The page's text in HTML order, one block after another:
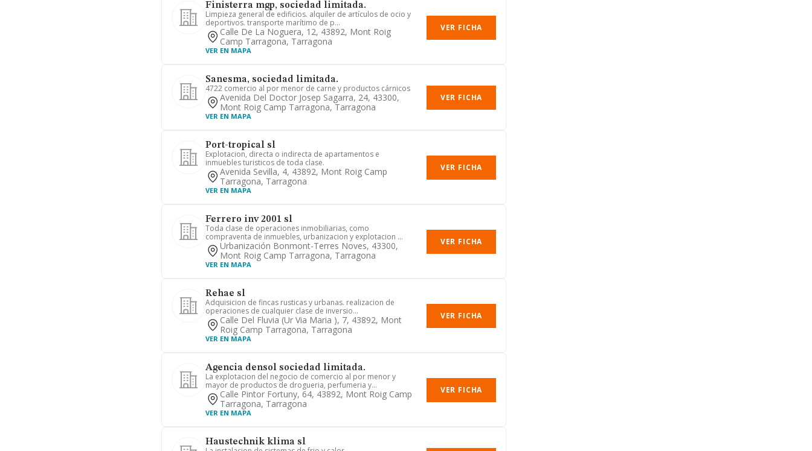
Finisterra mgp, sociedad limitada.
Limpieza general de edificios. alquiler de artículos de ocio y
deportivos. transporte marítimo de p...
Calle De La Noguera, 12, 43892, Mont Roig
Camp Tarragona, Tarragona
VER EN MAPA
VER FICHA
Sanesma, sociedad limitada.
4722 comercio al por menor de carne y productos cárnicos
Avenida Del Doctor Josep Sagarra, 24, 43300,
Mont Roig Camp Tarragona, Tarragona
VER EN MAPA
VER FICHA
Port-tropical sl
Explotacion, directa o indirecta de apartamentos e
inmuebles turisticos de toda clase.
Avenida Sevilla, 4, 43892, Mont Roig Camp
Tarragona, Tarragona
VER EN MAPA
VER FICHA
Ferrero inv 2001 sl
Toda clase de operaciones inmobiliarias, como
compraventa de inmuebles, urbanizacion y explotacion ...
Urbanización Bonmont-Terres Noves, 43300,
Mont Roig Camp Tarragona, Tarragona
VER EN MAPA
VER FICHA
Rehae sl
Adquisicion de fincas rusticas y urbanas. realizacion de
operaciones de cualquier clase de inversio...
Calle Del Fluvia (ur Via Maria ), 7, 43892, Mont
Roig Camp Tarragona, Tarragona
VER EN MAPA
VER FICHA
Agencia densol sociedad limitada.
La explotacion del negocio de comercio al por menor y
mayor de productos de drogueria, perfumeria y...
Calle Pintor Fortuny, 64, 43892, Mont Roig Camp
Tarragona, Tarragona
VER EN MAPA
VER FICHA
Haustechnik klima sl